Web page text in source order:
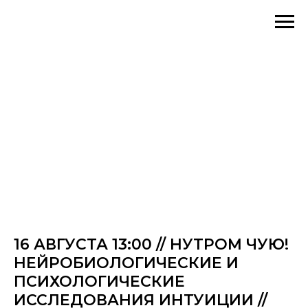
16 АВГУСТА 13:00 // НУТРОМ ЧУЮ!
НЕЙРОБИОЛОГИЧЕСКИЕ И
ПСИХОЛОГИЧЕСКИЕ
ИССЛЕДОВАНИЯ ИНТУИЦИИ //